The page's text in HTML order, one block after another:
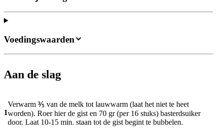
Aan de slag
1
Verwarm ⅗ van de melk tot lauwwarm (laat het niet te heet
worden). Roer hier de gist en 70 gr (per 16 stuks) basterdsuiker
door. Laat 10-15 min. staan tot de gist begint te bubbelen.
Voedingswaarden